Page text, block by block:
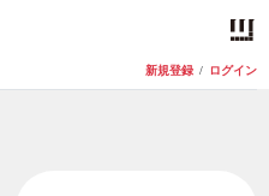
新規登録 / ログイン